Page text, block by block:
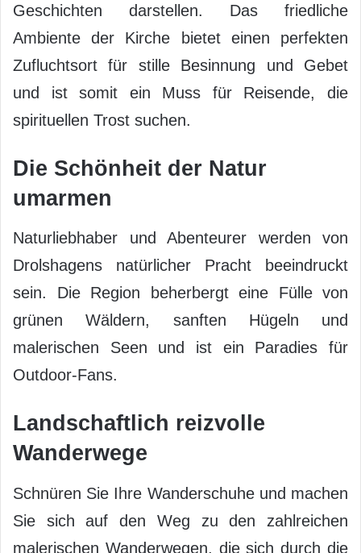
Geschichten darstellen. Das friedliche
Ambiente der Kirche bietet einen perfekten
Zufluchtsort für stille Besinnung und Gebet
und ist somit ein Muss für Reisende, die
spirituellen Trost suchen.
Die Schönheit der Natur
umarmen
Naturliebhaber und Abenteurer werden von
Drolshagens natürlicher Pracht beeindruckt
sein. Die Region beherbergt eine Fülle von
grünen Wäldern, sanften Hügeln und
malerischen Seen und ist ein Paradies für
Outdoor-Fans.
Landschaftlich reizvolle
Wanderwege
Schnüren Sie Ihre Wanderschuhe und machen
Sie sich auf den Weg zu den zahlreichen
malerischen Wanderwegen, die sich durch die